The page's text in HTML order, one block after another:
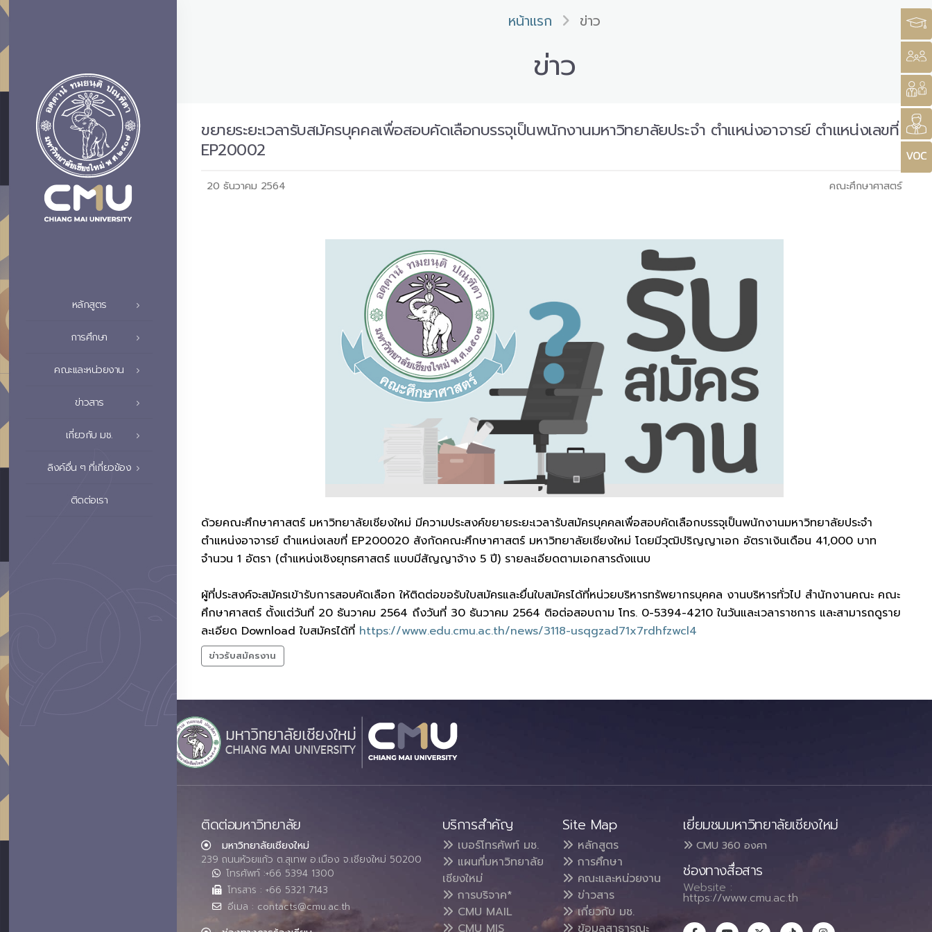
หลักสูตร
การศึกษา
คณะและหน่วยงาน
ข่าวสาร
เกี่ยวกับ มช.
ลิงค์อื่น ๆ ที่เกี่ยวข้อง
ติดต่อเรา
หน้าแรก ข่าว
ข่าว
ขยายระยะเวลารับสมัครบุคคลเพื่อสอบคัดเลือกบรรจุเป็นพนักงานมหาวิทยาลัยประจำ ตำแหน่งอาจารย์ ตำแหน่งเลขที่
EP20002
20 ธันวาคม 2564 คณะศึกษาศาสตร์
ด้วยคณะศึกษาศาสตร์ มหาวิทยาลัยเชียงใหม่ มีความประสงค์ขยายระยะเวลารับสมัครบุคคลเพื่อสอบคัดเลือกบรรจุเป็นพนักงานมหาวิทยาลัยประจำ
ตำแหน่งอาจารย์ ตำแหน่งเลขที่ EP200020 สังกัดคณะศึกษาศาสตร์ มหาวิทยาลัยเชียงใหม่ โดยมีวุฒิปริญญาเอก อัตราเงินเดือน 41,000 บาท
จำนวน 1 อัตรา (ตำแหน่งเชิงยุทธศาสตร์ แบบมีสัญญาจ้าง 5 ปี) รายละเอียดตามเอกสารดังแนบ
ผู้ที่ประสงค์จะสมัครเข้ารับการสอบคัดเลือก ให้ติดต่อขอรับใบสมัครและยื่นใบสมัครได้ที่หน่วยบริหารทรัพยากรบุคคล งานบริหารทั่วไป สำนักงานคณะ คณะ
ศึกษาศาสตร์ ตั้งแต่วันที่ 20 ธันวาคม 2564 ถึงวันที่ 30 ธันวาคม 2564 ติอต่อสอบถาม โทร. 0-5394-4210 ในวันและเวลาราชการ และสามารถดูราย
ละเอียด Download ใบสมัครได้ที่ https://www.edu.cmu.ac.th/news/3118-usqgzad71x7rdhfzwcl4
ข่าวรับสมัครงาน
ติดต่อมหาวิทยาลัย
มหาวิทยาลัยเชียงใหม่
239 ถนนห้วยแก้ว ต.สุเทพ อ.เมือง จ.เชียงใหม่ 50200
โทรศัพท์ :+66 5394 1300
โทรสาร : +66 5321 7143
อีเมล : contacts@cmu.ac.th
บริการสำคัญ
เบอร์โทรศัพท์ มช.
แผนที่มหาวิทยาลัย
เชียงใหม่
การบริจาค*
CMU MAIL
Site Map
หลักสูตร
การศึกษา
คณะและหน่วยงาน
ข่าวสาร
เกี่ยวกับ มช.
เยี่ยมชมมหาวิทยาลัยเชียงใหม่
CMU 360 องศา
ช่องทางสื่อสาร
Website :
https://www.cmu.ac.th